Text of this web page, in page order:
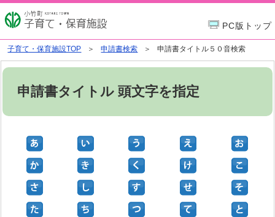
PC版トップ
子育て・保育施設TOP 申請書検索 申請書タイトル５０音検索
申請書タイトル 頭文字を指定